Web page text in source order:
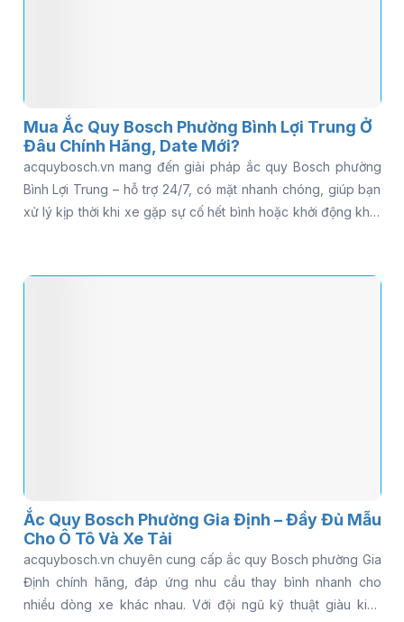
Mua Ắc Quy Bosch Phường Bình Lợi Trung Ở
Đâu Chính Hãng, Date Mới?
acquybosch.vn mang đến giải pháp ắc quy Bosch phường
Bình Lợi Trung – hỗ trợ 24/7, có mặt nhanh chóng, giúp bạn
xử lý kịp thời khi xe gặp sự cố hết bình hoặc khởi động khó.
phù hợp với xe. Đọc ngay bài viết để khám phá chi tiết và
Ắc Quy Bosch Phường Gia Định – Đầy Đủ Mẫu
Cho Ô Tô Và Xe Tải
acquybosch.vn chuyên cung cấp ắc quy Bosch phường Gia
Định chính hãng, đáp ứng nhu cầu thay bình nhanh cho
nhiều dòng xe khác nhau. Với đội ngũ kỹ thuật giàu kinh